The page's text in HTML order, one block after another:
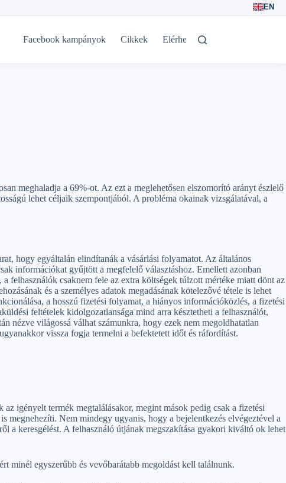
EN
Facebook kampányok Cikkek Elérhetőségek
meghaladja a 69%-ot. Az ezt a meglehetősen elszomorító arányt észlelő
lehet céljaik szempontjából. A probléma okainak vizsgálatával, a
hogy egyáltalán elindítanák a vásárlási folyamatot. Az általános
információkat gyűjtött a megfelelő választáshoz. Emellett azonban
felhasználók csaknem fele az extra költségek túlzott mértéke miatt dönt az
és a személyes adatok megadásának kötelezővé tétele is lehet
a hosszú fizetési folyamat, a hiányos információközlés, a fizetési
feltételek kidolgozatlansága mind arra késztetheti a felhasználót,
nézve világossá válhat számunkra, hogy ezek nem megoldhatatlan
vissza fogja termelni a befektetett időt és ráfordítást.
igényelt termék megtalálásakor, megint mások pedig csak a fizetési
megnehezíti. Nem mindegy ugyanis, hogy a bejelentkezés elvégeztével a
a keresgélést. A felhasználó útjának megszakítása gyakori kiváltó ok lehet
minél egyszerűbb és vevőbarátabb megoldást kell találnunk.